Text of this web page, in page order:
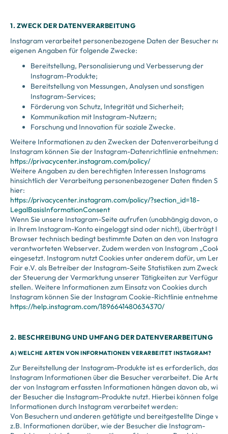
1. ZWECK DER DATENVERARBEITUNG
Instagram verarbeitet personenbezogene Daten der Besucher nach
eigenen Angaben für folgende Zwecke:
Bereitstellung, Personalisierung und Verbesserung der
Instagram-Produkte;
Bereitstellung von Messungen, Analysen und sonstigen
Instagram-Services;
Förderung von Schutz, Integrität und Sicherheit;
Kommunikation mit Instagram-Nutzern;
Forschung und Innovation für soziale Zwecke.
Weitere Informationen zu den Zwecken der Datenverarbeitung
Instagram können Sie der Instagram-Datenrichtlinie entnehmen:
https://privacycenter.instagram.com/policy/
Weitere Angaben zu den berechtigten Interessen Instagrams
hinsichtlich der Verarbeitung personenbezogener Daten finden Sie
hier:
https://privacycenter.instagram.com/policy/?section_id=18-
LegalBasisInformationConsent
Wenn Sie unsere Instagram-Seite aufrufen (unabhängig davon, ob
in Ihrem Instagram-Konto eingeloggt sind oder nicht), überträgt Ihr
Browser technisch bedingt bestimmte Daten an den von Instagram
verantworteten Webserver. Zudem werden von Instagram
eingesetzt. Instagram nutzt Cookies unter anderem dafür, um Lern-
Fair e.V. als Betreiber der Instagram-Seite Statistiken zum Zwecke
der Steuerung der Vermarktung unserer Tätigkeiten zur Verfügung
stellen. Weitere Informationen zum Einsatz von Cookies durch
Instagram können Sie der Instagram Cookie-Richtlinie entnehmen:
https://help.instagram.com/1896641480634370/
2. BESCHREIBUNG UND UMFANG DER DATENVERARBEITUNG
A) WELCHE ARTEN VON INFORMATIONEN VERARBEITET INSTAGRAM?
Zur Bereitstellung der Instagram-Produkte ist es erforderlich, dass
Instagram Informationen über die Besucher verarbeitet. Die Arten
der von Instagram erfassten Informationen hängen davon ab, wie
der Besucher die Instagram-Produkte nutzt. Hierbei können
Informationen durch Instagram verarbeitet werden:
Von Besuchern und anderen getätigte und bereitgestellte Dinge wie
z.B. Informationen darüber, wie der Besucher die Instagram-